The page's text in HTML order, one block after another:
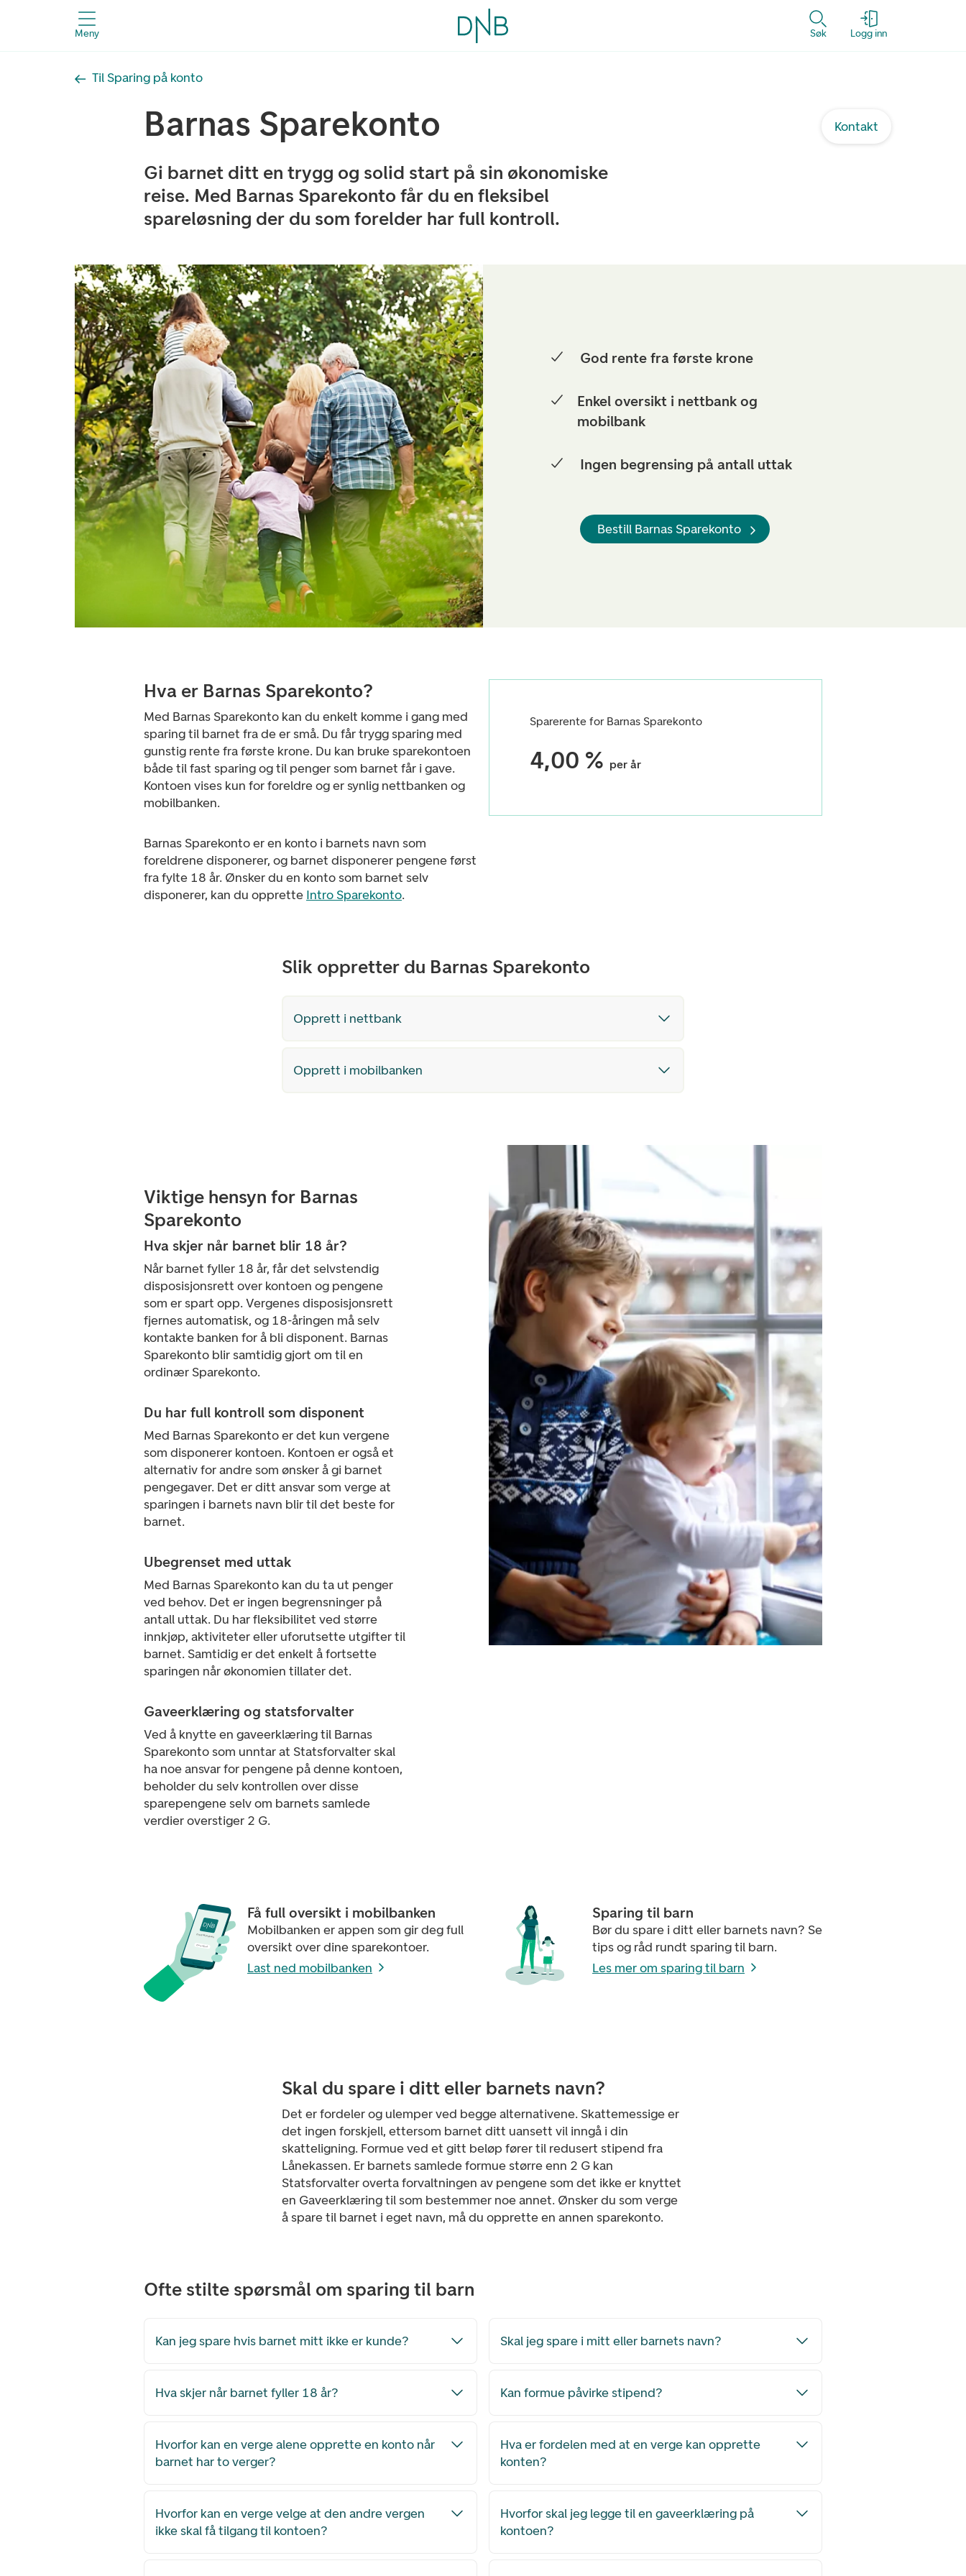
Meny Søk Logg inn
Til Sparing på konto
Kontakt
Barnas Sparekonto
Gi barnet ditt en trygg og solid start på sin økonomiske
reise. Med Barnas Sparekonto får du en fleksibel
spareløsning der du som forelder har full kontroll.
God rente fra første krone
Enkel oversikt i nettbank og
mobilbank
Ingen begrensing på antall uttak
Bestill Barnas Sparekonto
Sparerente for Barnas Sparekonto
4,00 % per år
Hva er Barnas Sparekonto?
Med Barnas Sparekonto kan du enkelt komme i gang med
sparing til barnet fra de er små. Du får trygg sparing med
gunstig rente fra første krone. Du kan bruke sparekontoen
både til fast sparing og til penger som barnet får i gave.
Kontoen vises kun for foreldre og er synlig nettbanken og
mobilbanken.
Barnas Sparekonto er en konto i barnets navn som
foreldrene disponerer, og barnet disponerer pengene først
fra fylte 18 år. Ønsker du en konto som barnet selv
disponerer, kan du opprette Intro Sparekonto.
Slik oppretter du Barnas Sparekonto
Opprett i nettbank
Opprett i mobilbanken
Viktige hensyn for Barnas
Sparekonto
Hva skjer når barnet blir 18 år?
Når barnet fyller 18 år, får det selvstendig
disposisjonsrett over kontoen og pengene
som er spart opp. Vergenes disposisjonsrett
fjernes automatisk, og 18-åringen må selv
kontakte banken for å bli disponent. Barnas
Sparekonto blir samtidig gjort om til en
ordinær Sparekonto.
Du har full kontroll som disponent
Med Barnas Sparekonto er det kun vergene
som disponerer kontoen. Kontoen er også et
alternativ for andre som ønsker å gi barnet
pengegaver. Det er ditt ansvar som verge at
sparingen i barnets navn blir til det beste for
barnet.
Ubegrenset med uttak
Med Barnas Sparekonto kan du ta ut penger
ved behov. Det er ingen begrensninger på
antall uttak. Du har fleksibilitet ved større
innkjøp, aktiviteter eller uforutsette utgifter til
barnet. Samtidig er det enkelt å fortsette
sparingen når økonomien tillater det.
Gaveerklæring og statsforvalter
Ved å knytte en gaveerklæring til Barnas
Sparekonto som unntar at Statsforvalter skal
ha noe ansvar for pengene på denne kontoen,
beholder du selv kontrollen over disse
sparepengene selv om barnets samlede
verdier overstiger 2 G.
DNB Mobilbank
Download
Få full oversikt i mobilbanken
Mobilbanken er appen som gir deg full
oversikt over dine sparekontoer.
Last ned mobilbanken
Sparing til barn
Bør du spare i ditt eller barnets navn? Se
tips og råd rundt sparing til barn.
Les mer om sparing til barn
Skal du spare i ditt eller barnets navn?
Det er fordeler og ulemper ved begge alternativene. Skattemessige er
det ingen forskjell, ettersom barnet ditt uansett vil inngå i din
skatteligning. Formue ved et gitt beløp fører til redusert stipend fra
Lånekassen. Er barnets samlede formue større enn 2 G kan
Statsforvalter overta forvaltningen av pengene som det ikke er knyttet
en Gaveerklæring til som bestemmer noe annet. Ønsker du som verge
å spare til barnet i eget navn, må du opprette en annen sparekonto.
Ofte stilte spørsmål om sparing til barn
Kan jeg spare hvis barnet mitt ikke er kunde? Skal jeg spare i mitt eller barnets navn?
Hva skjer når barnet fyller 18 år? Kan formue påvirke stipend?
Hvorfor kan en verge alene opprette en konto når
barnet har to verger?
Hva er fordelen med at en verge kan opprette
konten?
Hvorfor kan en verge velge at den andre vergen
ikke skal få tilgang til kontoen?
Hvorfor skal jeg legge til en gaveerklæring på
kontoen?